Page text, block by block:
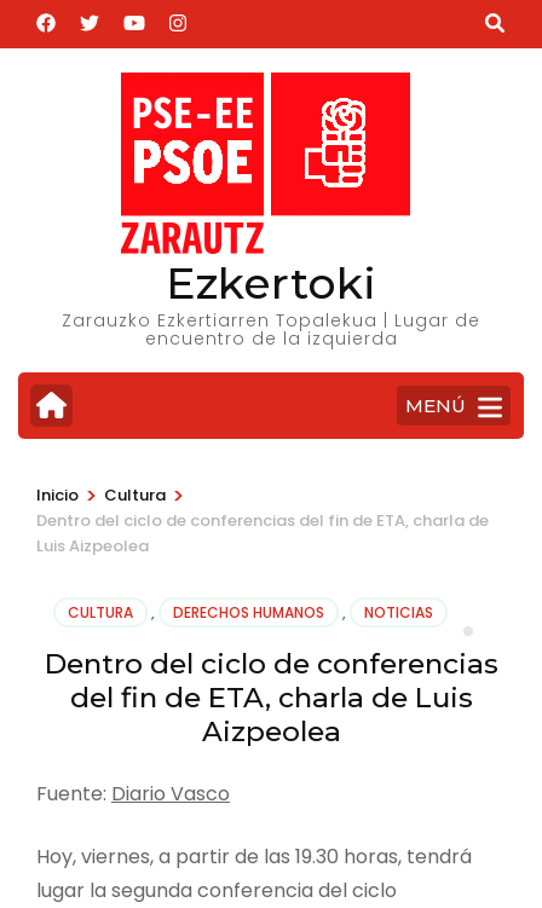
Saltar
al
Ezkertoki
Zarauzko Ezkertiarren Topalekua | Lugar de
encuentro de la izquierda
MENÚ
Inicio > Cultura >
Dentro del ciclo de conferencias del fin de ETA, charla de
Luis Aizpeolea
CULTURA , DERECHOS HUMANOS , NOTICIAS
Dentro del ciclo de conferencias
del fin de ETA, charla de Luis
Aizpeolea
Fuente: Diario Vasco
Hoy, viernes, a partir de las 19.30 horas, tendrá
lugar la segunda conferencia del ciclo